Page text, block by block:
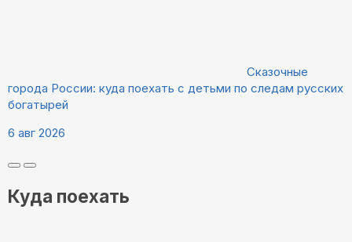
Сказочные
города России: куда поехать с детьми по следам русских
богатырей
6 авг 2026
Куда поехать